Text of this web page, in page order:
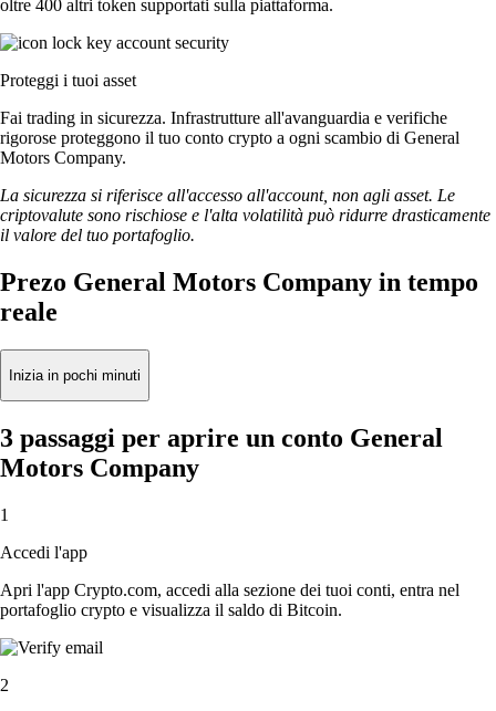
oltre 400 altri token supportati sulla piattaforma.
Proteggi i tuoi asset
Fai trading in sicurezza. Infrastrutture all'avanguardia e verifiche
rigorose proteggono il tuo conto crypto a ogni scambio di General
Motors Company.
La sicurezza si riferisce all'accesso all'account, non agli asset. Le
criptovalute sono rischiose e l'alta volatilità può ridurre drasticamente
il valore del tuo portafoglio.
Prezo General Motors Company in tempo
reale
Inizia in pochi minuti
3 passaggi per aprire un conto General
Motors Company
1
Accedi l'app
Apri l'app Crypto.com, accedi alla sezione dei tuoi conti, entra nel
portafoglio crypto e visualizza il saldo di Bitcoin.
2